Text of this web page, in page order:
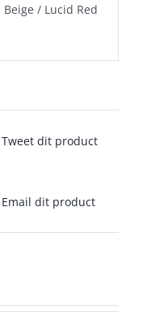
/ Lucid Red
Tweet dit product
Email dit product